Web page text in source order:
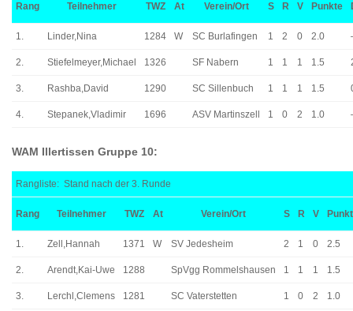
Rang Teilnehmer TWZ At Verein/Ort S R V Punkte
1. Linder,Nina 1284 W SC Burlafingen 1 2 0 2.0
2. Stiefelmeyer,Michael 1326 SF Nabern 1 1 1 1.5
3. Rashba,David 1290 SC Sillenbuch 1 1 1 1.5
4. Stepanek,Vladimir 1696 ASV Martinszell 1 0 2 1.0
WAM Illertissen Gruppe 10:
Rangliste: Stand nach der 3. Runde
Rang Teilnehmer TWZ At Verein/Ort S R V
1. Zell,Hannah 1371 W SV Jedesheim 2 1 0 2.5
2. Arendt,Kai-Uwe 1288 SpVgg Rommelshausen 1 1 1 1.5
3. Lerchl,Clemens 1281 SC Vaterstetten 1 0 2 1.0